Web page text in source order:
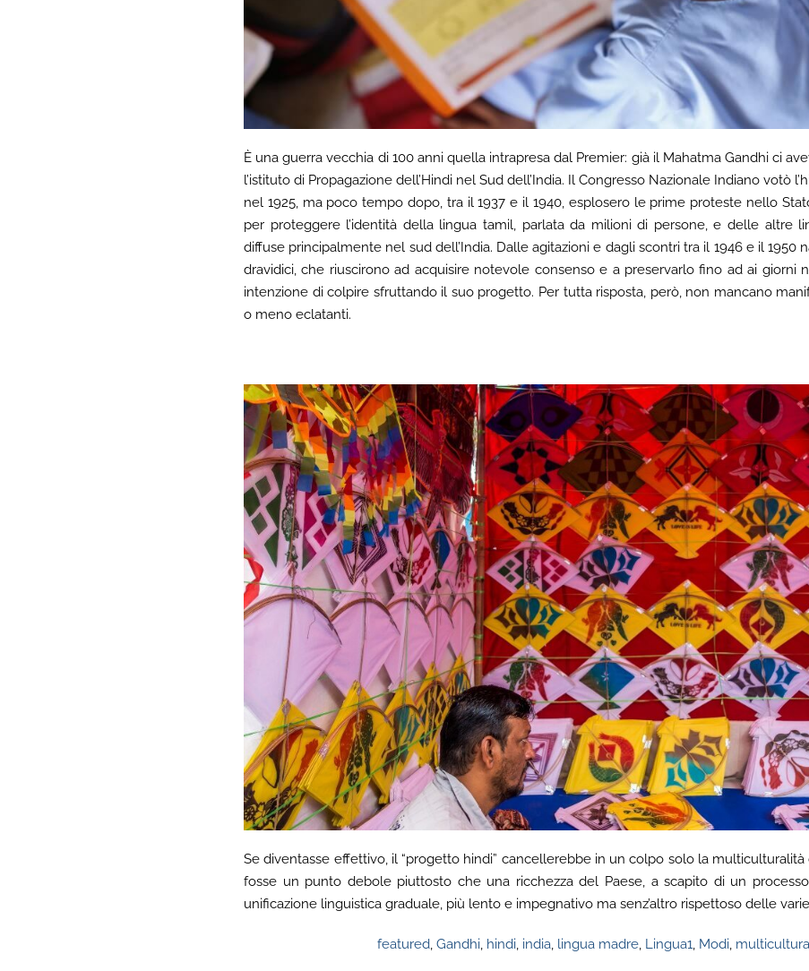
È una guerra vecchia di 100 anni quella intrapresa dal Premier: già il Mahatma Gandhi ci
l’istituto di Propagazione dell’Hindi nel Sud dell’India. Il Congresso Nazionale Indiano votò
nel 1925, ma poco tempo dopo, tra il 1937 e il 1940, esplosero le prime proteste nello
per proteggere l’identità della lingua tamil, parlata da milioni di persone, e delle altre
diffuse principalmente nel sud dell’India. Dalle agitazioni e dagli scontri tra il 1946 e il 1950
dravidici, che riuscirono ad acquisire notevole consenso e a preservarlo fino ad ai giorni
intenzione di colpire sfruttando il suo progetto. Per tutta risposta, però, non mancano
o meno eclatanti.
Se diventasse effettivo, il “progetto hindi” cancellerebbe in un colpo solo la
fosse un punto debole piuttosto che una ricchezza del Paese, a scapito di un
unificazione linguistica graduale, più lento e impegnativo ma senz’altro rispettoso delle
featured, Gandhi, hindi, india, lingua madre, Lingua1, Modi,